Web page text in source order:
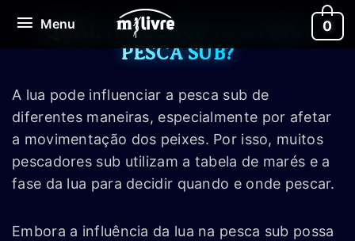
paraMenu
Menu 0
QUAL A MELHOR LUA PARA
PESCA SUB?
A lua pode influenciar a pesca sub de
diferentes maneiras, especialmente por afetar
a movimentação dos peixes. Por isso, muitos
pescadores sub utilizam a tabela de marés e a
fase da lua para decidir quando e onde pescar.
Embora a influência da lua na pesca sub possa